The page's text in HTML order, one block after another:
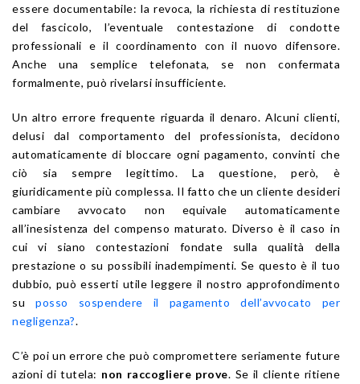
essere documentabile: la revoca, la richiesta di restituzione
del fascicolo, l’eventuale contestazione di condotte
professionali e il coordinamento con il nuovo difensore.
Anche una semplice telefonata, se non confermata
formalmente, può rivelarsi insufficiente.
Un altro errore frequente riguarda il denaro. Alcuni clienti,
delusi dal comportamento del professionista, decidono
automaticamente di bloccare ogni pagamento, convinti che
ciò sia sempre legittimo. La questione, però, è
giuridicamente più complessa. Il fatto che un cliente desideri
cambiare avvocato non equivale automaticamente
all’inesistenza del compenso maturato. Diverso è il caso in
cui vi siano contestazioni fondate sulla qualità della
prestazione o su possibili inadempimenti. Se questo è il tuo
dubbio, può esserti utile leggere il nostro approfondimento
su posso sospendere il pagamento dell’avvocato per
negligenza?.
C’è poi un errore che può compromettere seriamente future
azioni di tutela: non raccogliere prove. Se il cliente ritiene